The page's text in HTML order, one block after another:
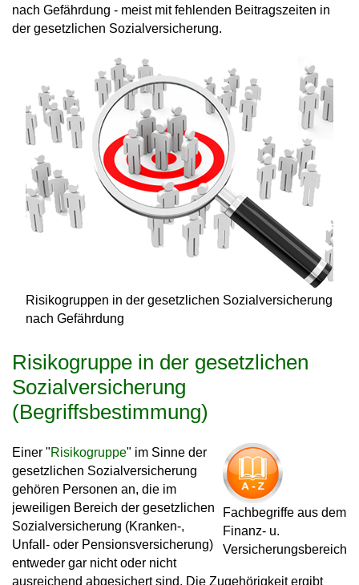
nach Gefährdung - meist mit fehlenden Beitragszeiten in
der gesetzlichen Sozialversicherung.
Risikogruppen in der gesetzlichen Sozialversicherung
nach Gefährdung
Risikogruppe in der gesetzlichen
Sozialversicherung
(Begriffsbestimmung)
Fachbegriffe aus dem
Finanz- u.
Versicherungsbereich
Einer "Risikogruppe" im Sinne der
gesetzlichen Sozialversicherung
gehören Personen an, die im
jeweiligen Bereich der gesetzlichen
Sozialversicherung (Kranken-,
Unfall- oder Pensionsversicherung)
entweder gar nicht oder nicht
ausreichend abgesichert sind. Die Zugehörigkeit ergibt